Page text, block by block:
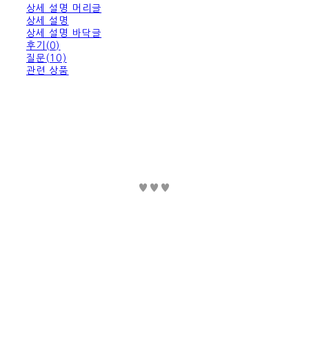
상세 설명 머리글
상세 설명
상세 설명 바닥글
후기(0)
질문(10)
관련 상품
♥♥♥